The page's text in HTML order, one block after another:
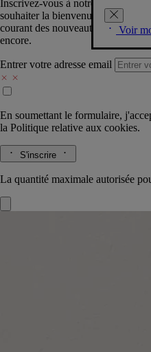
Voir
Inscrivez-vous à notre newsletter
souhaiter la bienvenue dans la
courant des nouveautés,
encore.
Entrer votre adresse email
En soumettant le formulaire,
la Politique relative aux cookies.
S'inscrire
La quantité maximale autorisée